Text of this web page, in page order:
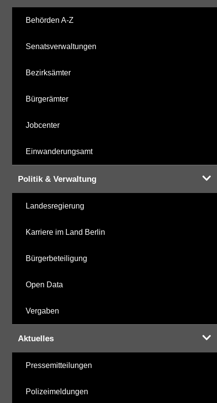
Behörden A-Z
Senatsverwaltungen
Bezirksämter
Bürgerämter
Jobcenter
Einwanderungsamt
Politik & Verwaltung
Landesregierung
Karriere im Land Berlin
Bürgerbeteiligung
Open Data
Vergaben
Aktuelles
Pressemitteilungen
Polizeimeldungen